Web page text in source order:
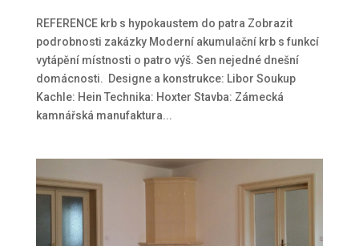
REFERENCE krb s hypokaustem do patra Zobrazit
podrobnosti zakázky Moderní akumulační krb s funkcí
vytápění místnosti o patro výš. Sen nejedné dnešní
domácnosti. Designe a konstrukce: Libor Soukup
Kachle: Hein Technika: Hoxter Stavba: Zámecká
kamnářská manufaktura...